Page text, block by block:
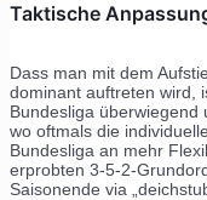
Taktische
Dass man mit dem
dominant auftreten wird,
Bundesliga überwiegend
wo oftmals die
Bundesliga an mehr
erprobten 3-5-2-
Saisonende via